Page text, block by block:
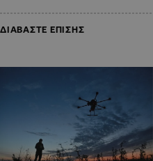
ΔΙΑΒΑΣΤΕ ΕΠΙΣΗΣ